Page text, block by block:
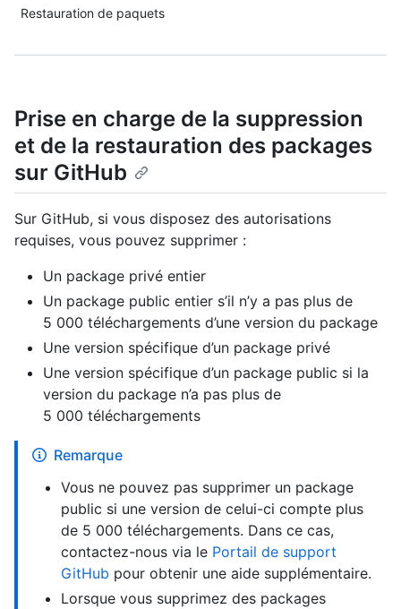
Restauration de paquets
Prise en charge de la suppression
et de la restauration des packages
sur GitHub
Sur GitHub, si vous disposez des autorisations
requises, vous pouvez supprimer :
Un package privé entier
Un package public entier s’il n’y a pas plus de
5 000 téléchargements d’une version du package
Une version spécifique d’un package privé
Une version spécifique d’un package public si la
version du package n’a pas plus de
5 000 téléchargements
Remarque
Vous ne pouvez pas supprimer un package
public si une version de celui-ci compte plus
de 5 000 téléchargements. Dans ce cas,
contactez-nous via le Portail de support
GitHub pour obtenir une aide supplémentaire.
Lorsque vous supprimez des packages